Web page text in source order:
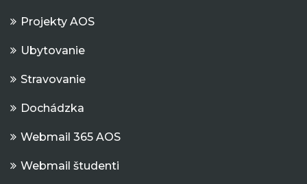
Projekty AOS
Ubytovanie
Stravovanie
Dochádzka
Webmail 365 AOS
Webmail študenti